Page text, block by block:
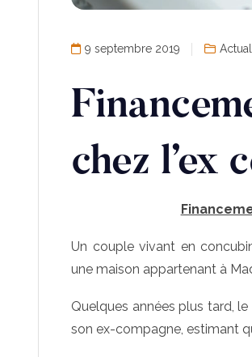
9 septembre 2019
chez l’ex
Un couple vivant en
une maison appartenant à
Quelques années plus tard,
son ex-compagne, estimant